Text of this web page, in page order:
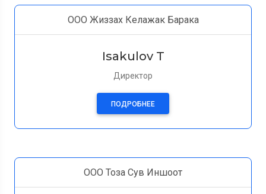
ООО Жиззах Келажак Барака
Isakulov T
Директор
ПОДРОБНЕЕ
ООО Тоза Сув Иншоот